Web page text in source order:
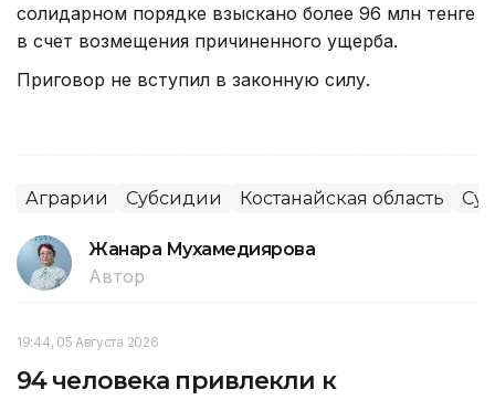
солидарном порядке взыскано более 96 млн тенге
в счет возмещения причиненного ущерба.
Приговор не вступил в законную силу.
Аграрии Субсидии Костанайская область
Жанара Мухамедиярова
Автор
19:44, 05 Августа 2026
94 человека привлекли к